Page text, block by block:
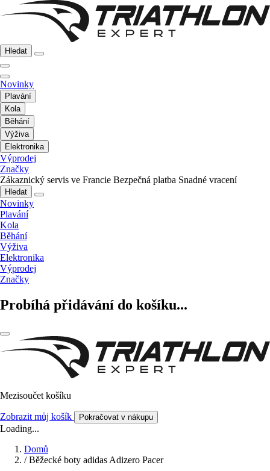
Hledat
Novinky
Plavání
Kola
Běhání
Výživa
Elektronika
Výprodej
Značky
Zákaznický servis ve Francie Bezpečná platba Snadné vracení
Hledat
Novinky
Plavání
Kola
Běhání
Výživa
Elektronika
Výprodej
Značky
Probíhá přidávání do košíku...
Mezisoučet košíku
Zobrazit můj košík Pokračovat v nákupu
Loading...
Domů
/ Běžecké boty adidas Adizero Pacer